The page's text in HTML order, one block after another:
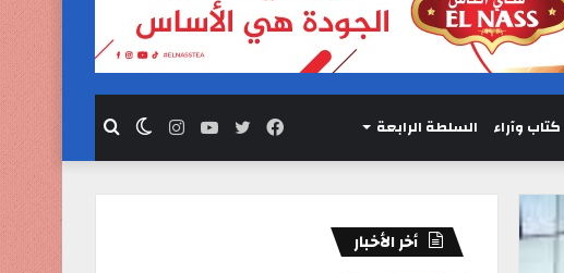
كتاب وآراء السلطة الرابعة
عن
الوضع
المظلم
انستقرام يوتيوب تويتر
فيسبوك
أخر الأخبار